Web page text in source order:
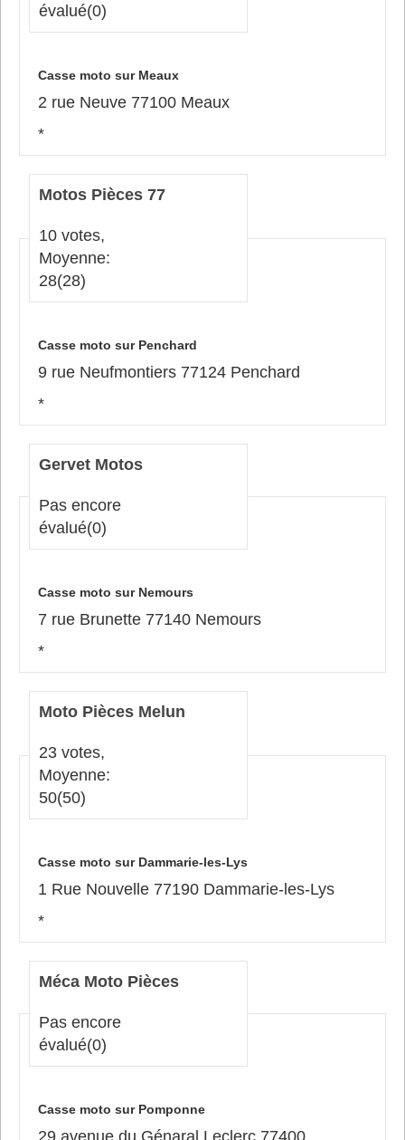
évalué(0)
Casse moto sur Meaux
2 rue Neuve 77100 Meaux
*
Motos Pièces 77
10 votes,
Moyenne:
28(28)
Casse moto sur Penchard
9 rue Neufmontiers 77124 Penchard
*
Gervet Motos
Pas encore
évalué(0)
Casse moto sur Nemours
7 rue Brunette 77140 Nemours
*
Moto Pièces Melun
23 votes,
Moyenne:
50(50)
Casse moto sur Dammarie-les-Lys
1 Rue Nouvelle 77190 Dammarie-les-Lys
*
Méca Moto Pièces
Pas encore
évalué(0)
Casse moto sur Pomponne
29 avenue du Génaral Leclerc 77400